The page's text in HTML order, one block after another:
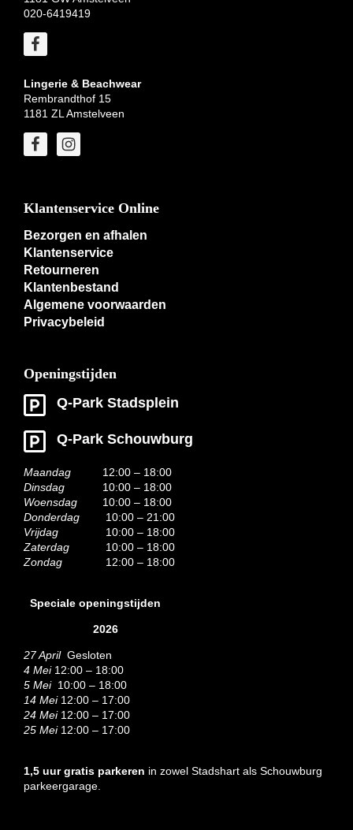
020-6419419
Lingerie & Beachwear
Rembrandthof 15
1181 ZL Amstelveen
Klantenservice Online
Bezorgen en afhalen
Klantenservice
Retourneren
Klantenbestand
Algemene voorwaarden
Privacybeleid
Openingstijden
Q-Park Stadsplein
Q-Park Schouwburg
Maandag
12:00 – 18:00
Dinsdag
10:00 – 18:00
Woensdag
10:00 – 18:00
Donderdag
10:00 – 21:00
Vrijdag
10:00 – 18:00
Zaterdag
10:00 – 18:00
Zondag
12:00 – 18:00
Speciale openingstijden
2026
27 AprilGesloten
4 Mei12:00 – 18:00
5 Mei10:00 – 18:00
14 Mei12:00 – 17:00
24 Mei12:00 – 17:00
25 Mei 12:00 – 17:00
1,5 uur gratis parkeren in zowel Stadshart als Schouwburg
parkeergarage.